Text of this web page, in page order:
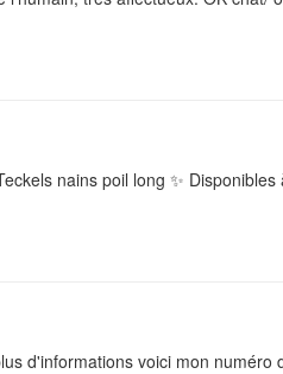
nains poil long ✨
d'informations voici mon